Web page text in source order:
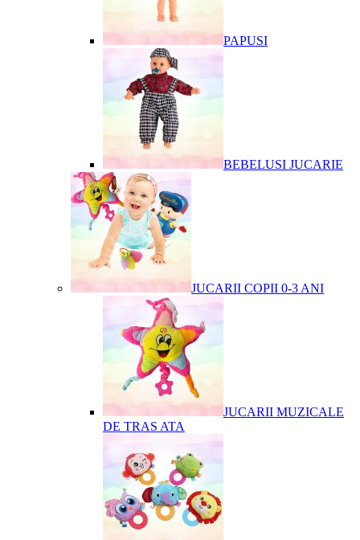
PAPUSI
BEBELUSI JUCARIE
JUCARII COPII 0-3 ANI
JUCARII MUZICALE
DE TRAS ATA